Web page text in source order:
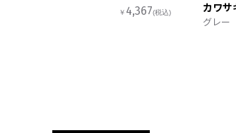
￥ 4,367(税込) カワサ
グレー